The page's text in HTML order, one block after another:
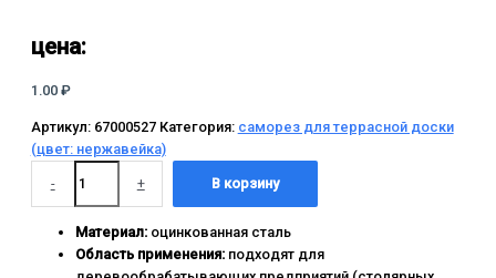
цена:
1.00 ₽
Артикул: 67000527 Категория: саморез для террасной доски
(цвет: нержавейка)
- + В корзину
Материал:оцинкованная сталь
Область применения:подходят для